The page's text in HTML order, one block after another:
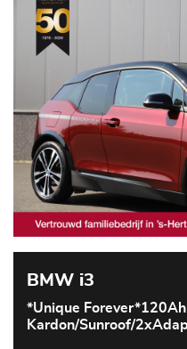
BMW i3
*Unique
Kardon/Sunroof/